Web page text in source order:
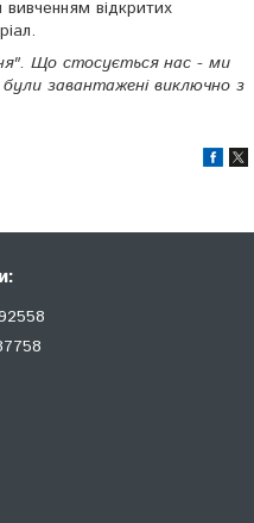
вивченням відкритих
Що стосується нас - ми
завантажені виключно з